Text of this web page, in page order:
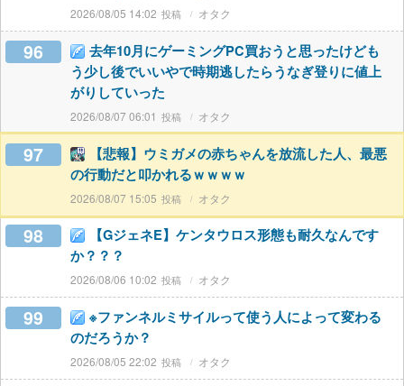
2026/08/05 14:02 オタク
96
去年10月にゲーミングPC買おうと思ったけども
う少し後でいいやで時期逃したらうなぎ登りに値上
がりしていった
2026/08/07 06:01 オタク
97
【悲報】ウミガメの赤ちゃんを放流した人、最悪
の行動だと叩かれるｗｗｗｗ
2026/08/07 15:05 オタク
98
【GジェネE】ケンタウロス形態も耐久なんです
か？？？
2026/08/06 10:02 オタク
99
※ファンネルミサイルって使う人によって変わる
のだろうか？
2026/08/05 22:02 オタク